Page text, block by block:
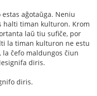
aĝotaŭga. Neniu
halti timan kulturon. Krom
laŭ tiu sufiĉe, por
la timan kulturon ne estu
la ĉefo maldungos ĉiun
diris.
diris.